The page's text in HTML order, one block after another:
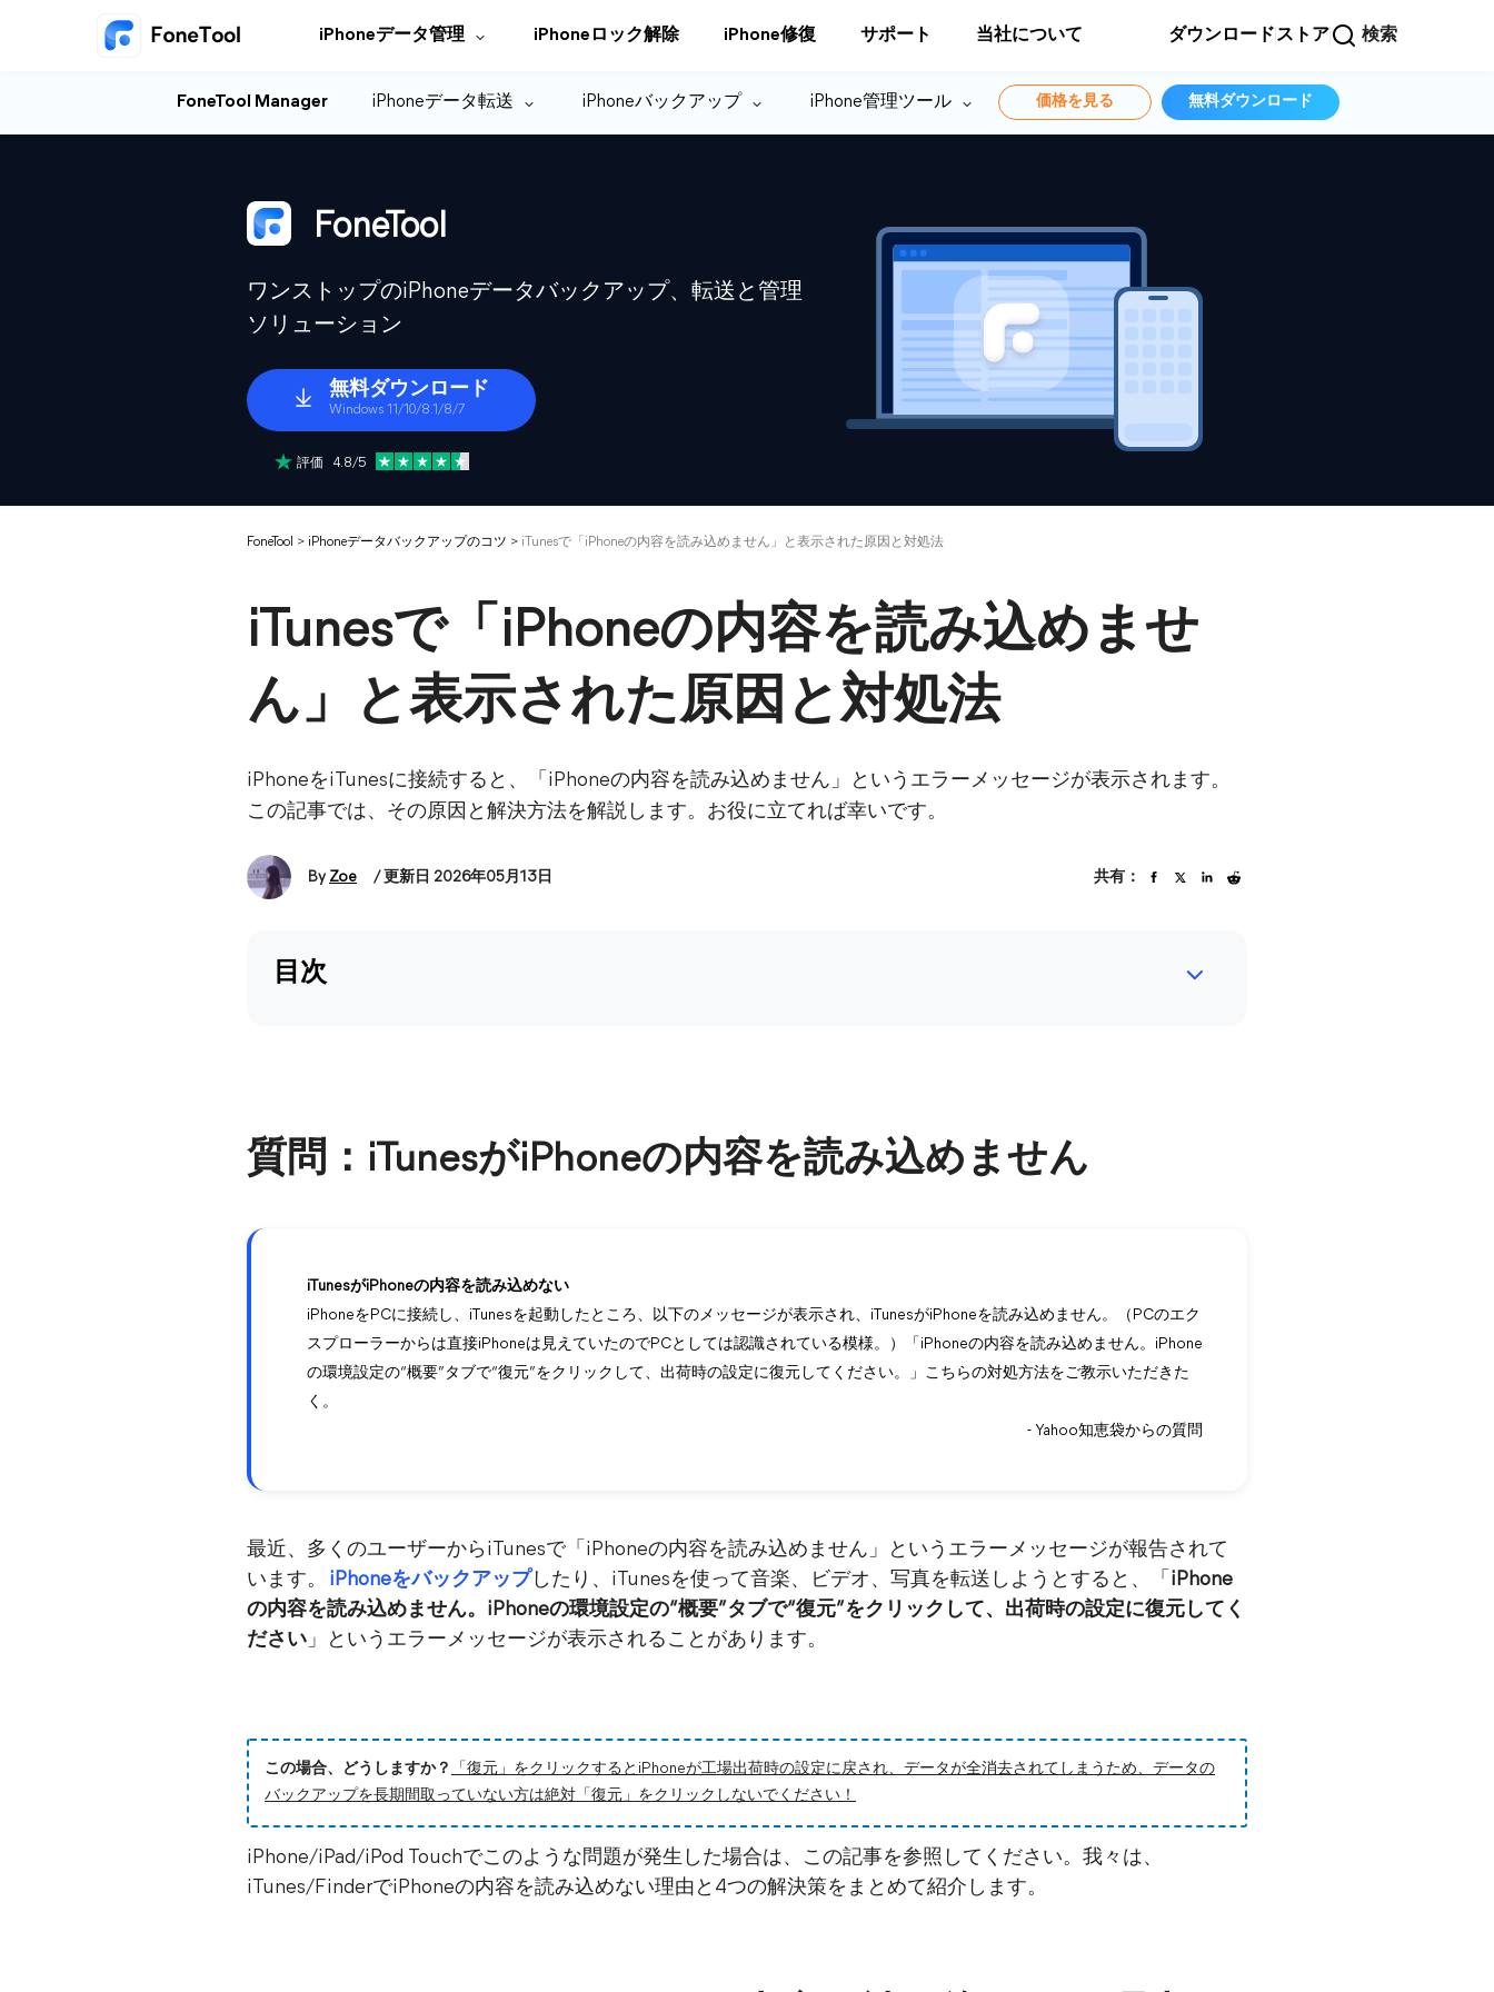
iPhoneデータ管理 iPhoneロック解除 iPhone修復 サポート 当社について ダウンロード ストア 検索
FoneTool Manager iPhoneデータ転送 iPhoneバックアップ iPhone管理ツール 価格を見る 無料ダウンロード
FoneTool
ワンストップのiPhoneデータバックアップ、転送と管理
ソリューション
無料ダウンロード
Windows 11/10/8.1/8/7
評価 4.8/5
FoneTool > iPhoneデータバックアップのコツ > iTunesで「iPhoneの内容を読み込めません」と表示された原因と対処法
iTunesで「iPhoneの内容を読み込めませ
ん」と表示された原因と対処法
iPhoneをiTunesに接続すると、「iPhoneの内容を読み込めません」というエラーメッセージが表示されます。
この記事では、その原因と解決方法を解説します。お役に立てれば幸いです。
By Zoe / 更新日 2026年05月13日 共有：
目次
質問：iTunesがiPhoneの内容を読み込めません
iTunesがiPhoneの内容を読み込めない
iPhoneをPCに接続し、iTunesを起動したところ、以下のメッセージが表示され、iTunesがiPhoneを読み込めません。（PCのエク
スプローラーからは直接iPhoneは見えていたのでPCとしては認識されている模様。）「iPhoneの内容を読み込めません。iPhone
の環境設定の“概要”タブで“復元”をクリックして、出荷時の設定に復元してください。」こちらの対処方法をご教示いただきた
く。
- Yahoo知恵袋からの質問
最近、多くのユーザーからiTunesで「iPhoneの内容を読み込めません」というエラーメッセージが報告されて
います。
iPhoneをバックアップしたり、iTunesを使って音楽、ビデオ、写真を転送しようとすると、「 iPhone
の内容を読み込めません。iPhoneの環境設定の“概要”タブで“復元”をクリックして、出荷時の設定に復元してく
ださい 」というエラーメッセージが表示されることがあります。
この場合、どうしますか？
「復元」をクリックするとiPhoneが工場出荷時の設定に戻され、データが全消去されてしまうため、データの
バックアップを長期間取っていない方は絶対「復元」をクリックしないでください！
iPhone/iPad/iPod Touchでこのような問題が発生した場合は、この記事を参照してください。我々は、
iTunes/FinderでiPhoneの内容を読み込めない理由と4つの解決策をまとめて紹介します。